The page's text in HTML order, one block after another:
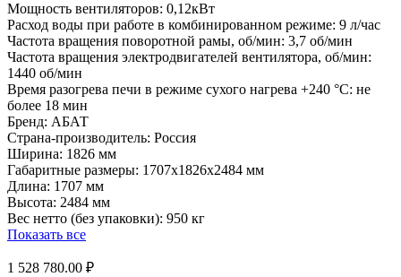
Мощность вентиляторов: 0,12кВт
Расход воды при работе в комбинированном режиме: 9 л/час
Частота вращения поворотной рамы, об/мин: 3,7 об/мин
Частота вращения электродвигателей вентилятора, об/мин:
1440 об/мин
Время разогрева печи в режиме сухого нагрева +240 °С: не
более 18 мин
Бренд: АБАТ
Страна-производитель: Россия
Ширина: 1826 мм
Габаритные размеры: 1707х1826х2484 мм
Длина: 1707 мм
Высота: 2484 мм
Вес нетто (без упаковки): 950 кг
Показать все
1 528 780.00 ₽